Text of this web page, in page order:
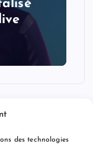
des technologies